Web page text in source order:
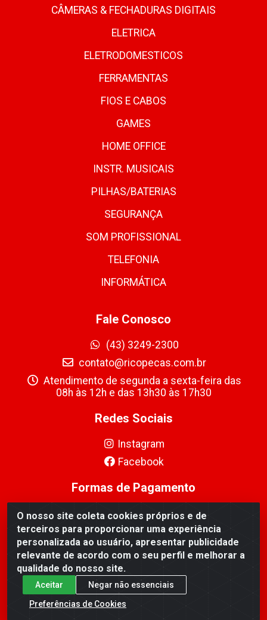
O nosso site coleta cookies próprios e de
terceiros para proporcionar uma experiência
personalizada ao usuário, apresentar publicidade
relevante de acordo com o seu perfil e melhorar a
qualidade do nosso site.
Aceitar
Negar não essenciais
Preferências de Cookies
CÂMERAS & FECHADURAS DIGITAIS
ELETRICA
ELETRODOMESTICOS
FERRAMENTAS
FIOS E CABOS
GAMES
HOME OFFICE
INSTR. MUSICAIS
PILHAS/BATERIAS
SEGURANÇA
SOM PROFISSIONAL
TELEFONIA
INFORMÁTICA
Fale Conosco
(43) 3249-2300
contato@ricopecas.com.br
Atendimento de segunda a sexta-feira das
08h às 12h e das 13h30 às 17h30
Redes Sociais
Instagram
Facebook
Formas de Pagamento
Ricopeças Comércio de componentes Eletrônicos Ltda -
Rua Alicio Francisco Mafra, 968 - Jardim Taroba,
Cambé/PR - CEP 86.191-390 - CNPJ 06.241.208/0001-
89